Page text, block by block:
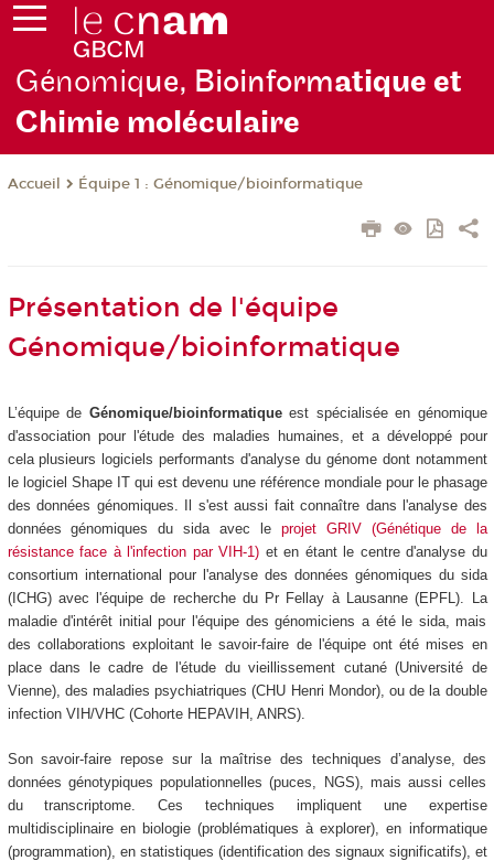
Génomique, Bioinformatique et
Chimie moléculaire
Accueil Équipe 1 : Génomique/bioinformatique
Présentation de l'équipe
Génomique/bioinformatique
L’équipe de Génomique/bioinformatiqueest spécialisée en génomique
d'association pour l'étude des maladies humaines, et a développé pour
cela plusieurs logiciels performants d'analyse du génome dont notamment
le logiciel Shape IT qui est devenu une référence mondiale pour le phasage
des données génomiques. Il s'est aussi fait connaître dans l'analyse des
données génomiques du sida avec le projet GRIV (Génétique de la
résistance face à l'infection par VIH-1) et en étant le centre d'analyse du
consortium international pour l'analyse des données génomiques du sida
(ICHG) avec l'équipe de recherche du Pr Fellay à Lausanne (EPFL). La
maladie d'intérêt initial pour l'équipe des génomiciens a été le sida, mais
des collaborations exploitant le savoir-faire de l'équipe ont été mises en
place dans le cadre de l'étude du vieillissement cutané (Université de
Vienne), des maladies psychiatriques (CHU Henri Mondor), ou de la double
infection VIH/VHC (Cohorte HEPAVIH, ANRS).
Son savoir-faire repose sur la maîtrise des techniques d’analyse, des
données génotypiques populationnelles (puces, NGS), mais aussi celles
du transcriptome. Ces techniques impliquent une expertise
multidisciplinaire en biologie (problématiques à explorer), en informatique
(programmation), en statistiques (identification des signaux significatifs), et